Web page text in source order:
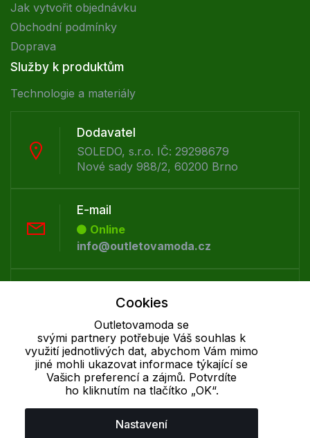
Jak vytvořit objednávku
Obchodní podmínky
Doprava
Služby k produktům
Technologie a materiály
Dodavatel
SOLEDO, s.r.o. IČ: 29298679
Nové sady 988/2, 60200 Brno
E-mail
Online
info@outletovamoda.cz
Offline
+420 530 334 926
Cookie - podrobné nastavení|Další informace|Ochrana osobních
Cookies
Outletovamoda se
svými partnery potřebuje Váš souhlas k
využití jednotlivých dat, abychom Vám mimo
jiné mohli ukazovat informace týkající se
Vašich preferencí a zájmů. Potvrdíte
ho kliknutím na tlačítko „OK“.
Nastavení